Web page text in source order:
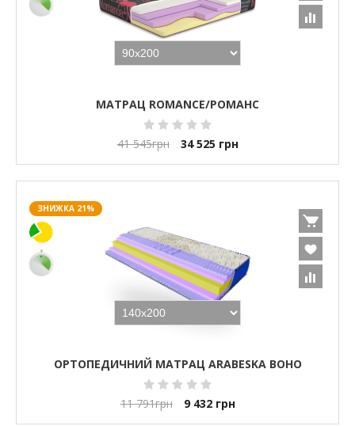
МАТРАЦ ROMANCE/РОМАНС
41 545грн 34 525 грн
ЗНИЖКА 21%
ОРТОПЕДИЧНИЙ МАТРАЦ ARABESKA BOHO
11 791грн 9 432 грн